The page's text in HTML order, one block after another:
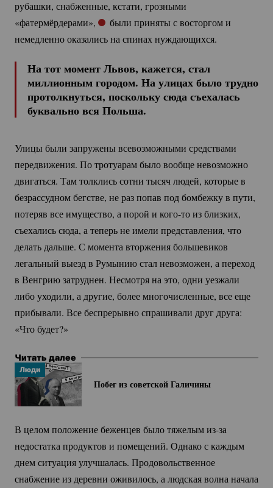
рубашки, снабженные, кстати, грозными
«фатермёрдерами»,
были приняты с восторгом и
немедленно оказались на спинах нуждающихся.
На тот момент Львов, кажется, стал
миллионным городом. На улицах было трудно
протолкнуться, поскольку сюда съехалась
буквально вся Польша.
Улицы были запружены всевозможными средствами
передвижения. По тротуарам было вообще невозможно
двигаться. Там толклись сотни тысяч людей, которые в
безрассудном бегстве, не раз попав под бомбежку в пути,
потеряв все имущество, а порой и кого-тоиз близких,
съехались сюда, а теперь не имели представления, что
делать дальше. С момента вторжения большевиков
легальный выезд в Румынию стал невозможен, а переход
в Венгрию затруднен. Несмотря на это, одни уезжали
либо уходили, а другие, более многочисленные, все еще
прибывали. Все беспрерывно спрашивали друг друга:
«Что будет?»
Читать далее
Люди
Побег из советской Галичины
В целом положение беженцев было тяжелымиз-за
недостатка продуктов и помещений. Однако с каждым
днем ситуация улучшалась. Продовольственное
снабжение из деревни оживилось, а людская волна начала